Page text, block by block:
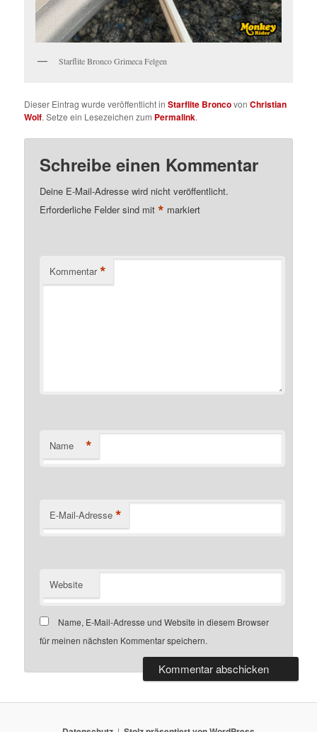
Starflite Bronco Grimeca Felgen
Dieser Eintrag wurde veröffentlicht inStarflite BroncovonChristian
Wolf. Setze ein Lesezeichen zum Permalink.
Schreibe einen Kommentar
Deine E-Mail-Adresse wird nicht veröffentlicht.
Erforderliche Felder sind mit* markiert
Kommentar *
Name *
E-Mail-Adresse *
Website
Name, E-Mail-Adresse und Website in diesem Browser
für meinen nächsten Kommentar speichern.